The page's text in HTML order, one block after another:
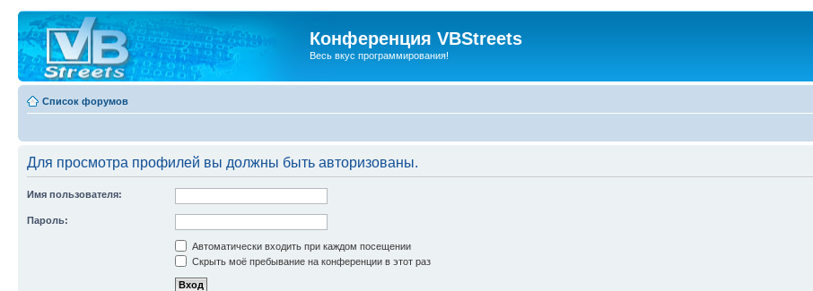
Конференция VBStreets
Весь вкус программирования!
Список форумов
Для просмотра профилей вы должны быть авторизованы.
Имя пользователя:
Пароль:
Автоматически входить при каждом посещении
Скрыть моё пребывание на конференции в этот раз